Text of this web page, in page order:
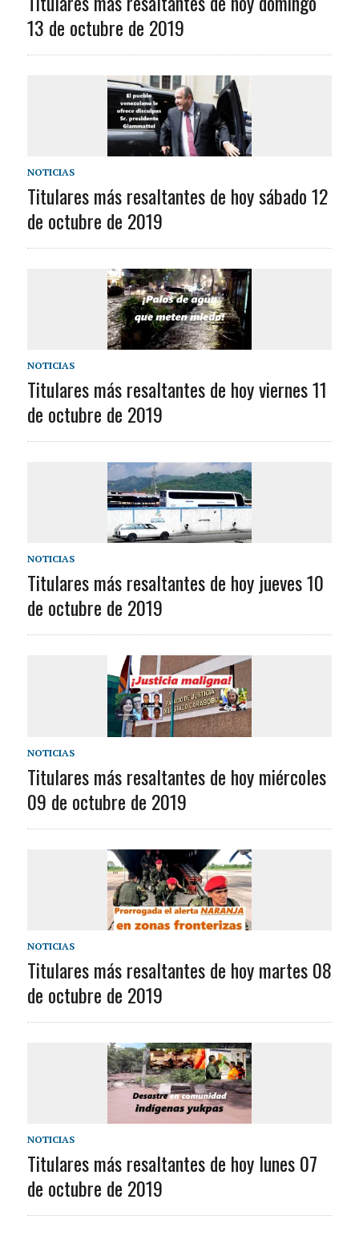
13 de octubre de 2019
NOTICIAS
Titulares más resaltantes de hoy sábado 12
de octubre de 2019
NOTICIAS
Titulares más resaltantes de hoy viernes 11
de octubre de 2019
NOTICIAS
Titulares más resaltantes de hoy jueves 10
de octubre de 2019
NOTICIAS
Titulares más resaltantes de hoy miércoles
09 de octubre de 2019
NOTICIAS
Titulares más resaltantes de hoy martes 08
de octubre de 2019
NOTICIAS
Titulares más resaltantes de hoy lunes 07
de octubre de 2019